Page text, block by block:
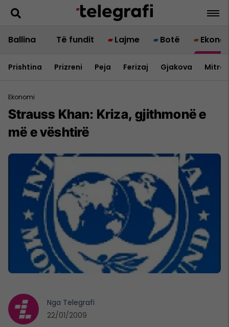
Ballina Të fundit Lajme Botë
Prishtina Prizreni Peja Ferizaj Gjakova
Ekonomi
Strauss Khan: Kriza, gjithmonë e
më e vështirë
Nga Telegrafi
22/01/2009